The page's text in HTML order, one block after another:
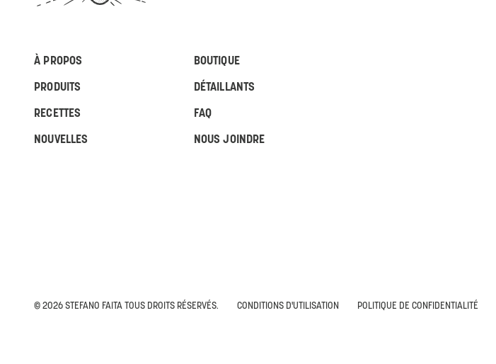
À PROPOS BOUTIQUE
PRODUITS DÉTAILLANTS
RECETTES FAQ
NOUVELLES NOUS JOINDRE
© 2026 STEFANO FAITA TOUS DROITS RÉSERVÉS. CONDITIONS D'UTILISATION POLITIQUE DE CONFIDENTIALITÉ